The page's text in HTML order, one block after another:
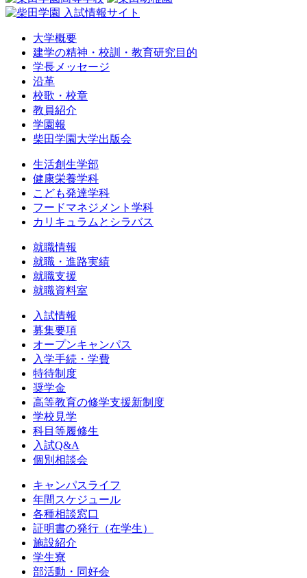
大学概要
建学の精神・校訓・教育研究目的
学長メッセージ
沿革
校歌・校章
教員紹介
学園報
柴田学園大学出版会
生活創生学部
健康栄養学科
こども発達学科
フードマネジメント学科
カリキュラムとシラバス
就職情報
就職・進路実績
就職支援
就職資料室
入試情報
募集要項
オープンキャンパス
入学手続・学費
特待制度
奨学金
高等教育の修学支援新制度
学校見学
科目等履修生
入試Q&A
個別相談会
キャンパスライフ
年間スケジュール
各種相談窓口
証明書の発行（在学生）
施設紹介
学生寮
部活動・同好会